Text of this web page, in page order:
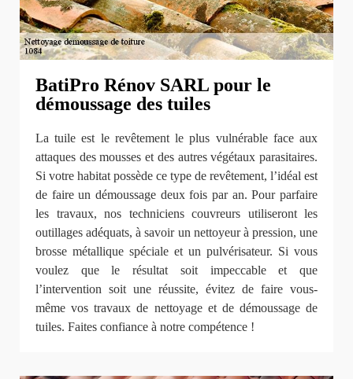
BatiPro Rénov SARL pour le
démoussage des tuiles
La tuile est le revêtement le plus vulnérable face aux
attaques des mousses et des autres végétaux parasitaires.
Si votre habitat possède ce type de revêtement, l’idéal est
de faire un démoussage deux fois par an. Pour parfaire
les travaux, nos techniciens couvreurs utiliseront les
outillages adéquats, à savoir un nettoyeur à pression, une
brosse métallique spéciale et un pulvérisateur. Si vous
voulez que le résultat soit impeccable et que
l’intervention soit une réussite, évitez de faire vous-
même vos travaux de nettoyage et de démoussage de
tuiles. Faites confiance à notre compétence !